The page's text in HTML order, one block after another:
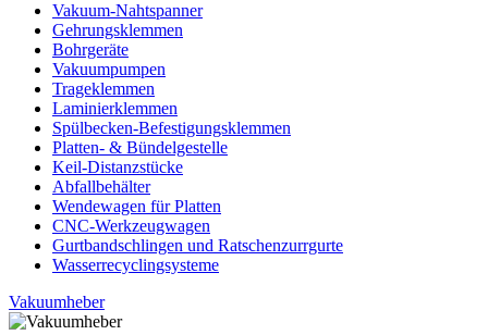
Vakuum-Nahtspanner
Gehrungsklemmen
Bohrgeräte
Vakuumpumpen
Trageklemmen
Laminierklemmen
Spülbecken-Befestigungsklemmen
Platten- & Bündelgestelle
Keil-Distanzstücke
Abfallbehälter
Wendewagen für Platten
CNC-Werkzeugwagen
Gurtbandschlingen und Ratschenzurrgurte
Wasserrecyclingsysteme
Vakuumheber